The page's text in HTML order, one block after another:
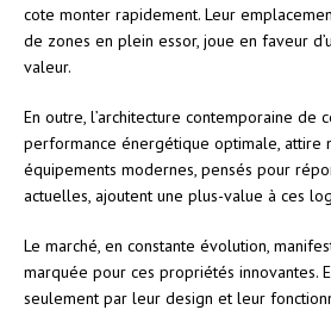
cote monter rapidement. Leur
de zones en plein essor, joue en faveur
valeur.
En outre, l’architecture contemporaine de
performance énergétique optimale, attire
équipements modernes, pensés pour
actuelles, ajoutent une plus-value à ces
Le marché, en constante évolution,
marquée pour ces propriétés innovantes.
seulement par leur design et leur